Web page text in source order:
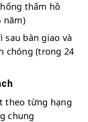
thấm hồ
năm)
bàn giao và
chóng (trong 24
theo từng hạng
chung